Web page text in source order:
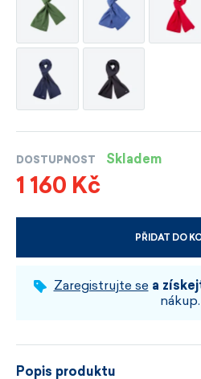
DOSTUPNOST Skladem
1 160 Kč
PŘIDAT DO
VYBERTE
Zaregistrujte se a
nákup.
Popis produktu